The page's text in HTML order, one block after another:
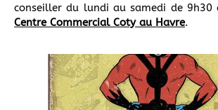
conseiller du lundi au samedi de 9h30
Centre Commercial Coty au Havre.